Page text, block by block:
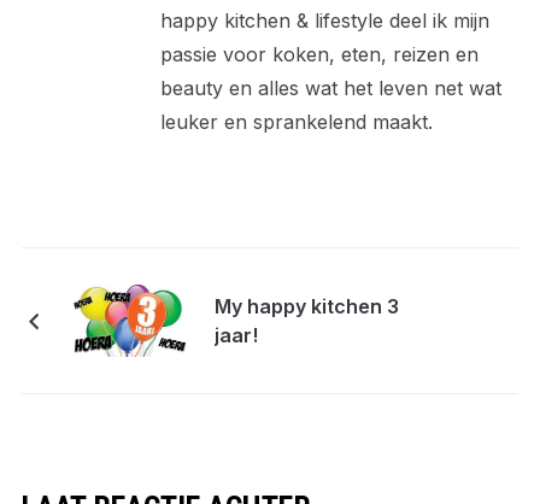
happy kitchen & lifestyle deel ik mijn
passie voor koken, eten, reizen en
beauty en alles wat het leven net wat
leuker en sprankelend maakt.
My happy kitchen 3
jaar!